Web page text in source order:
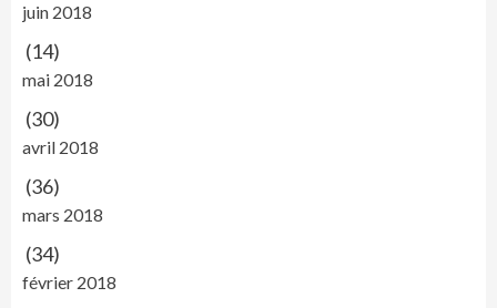
juin 2018
(14)
mai 2018
(30)
avril 2018
(36)
mars 2018
(34)
février 2018